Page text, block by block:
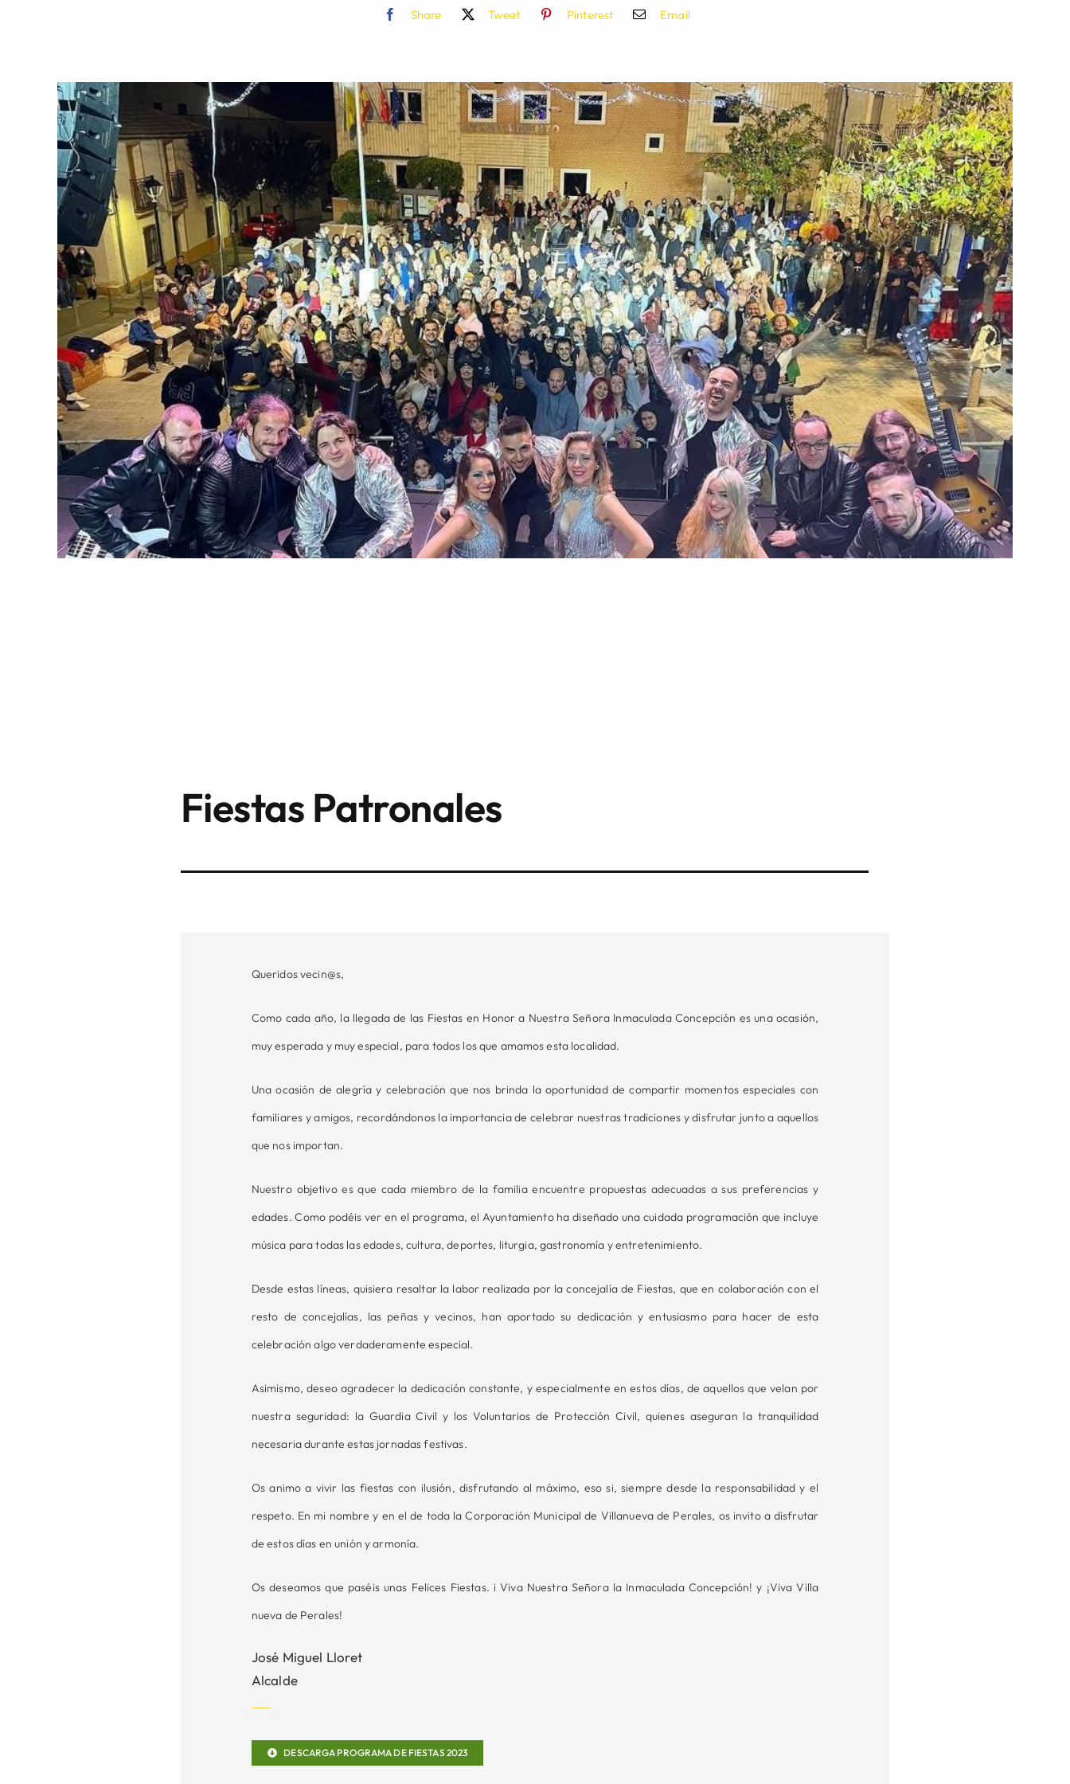
Share Tweet Pinterest Email
Fiestas Patronales
Queridos vecin@s,
Como cada año, la llegada de las Fiestas en Honor a Nuestra Señora Inmaculada Concepción es una ocasión,
muy esperada y muy especial, para todos los que amamos esta localidad.
Una ocasión de alegría y celebración que nos brinda la oportunidad de compartir momentos especiales con
familiares y amigos, recordándonos la importancia de celebrar nuestras tradiciones y disfrutar junto a aquellos
que nos importan.
Nuestro objetivo es que cada miembro de la familia encuentre propuestas adecuadas a sus preferencias y
edades. Como podéis ver en el programa, el Ayuntamiento ha diseñado una cuidada programación que incluye
música para todas las edades, cultura, deportes, liturgia, gastronomía y entretenimiento.
Desde estas líneas, quisiera resaltar la labor realizada por la concejalía de Fiestas, que en colaboración con el
resto de concejalías, las peñas y vecinos, han aportado su dedicación y entusiasmo para hacer de esta
celebración algo verdaderamente especial.
Asimismo, deseo agradecer la dedicación constante, y especialmente en estos días, de aquellos que velan por
nuestra seguridad: la Guardia Civil y los Voluntarios de Protección Civil, quienes aseguran la tranquilidad
necesaria durante estas jornadas festivas.
Os animo a vivir las fiestas con ilusión, disfrutando al máximo, eso si, siempre desde la responsabilidad y el
respeto. En mi nombre y en el de toda la Corporación Municipal de Villanueva de Perales, os invito a disfrutar
de estos días en unión y armonía.
Os deseamos que paséis unas Felices Fiestas. i Viva Nuestra Señora la Inmaculada Concepción! y ¡Viva Villa
nueva de Perales!
José Miguel Lloret
Alcalde
DESCARGA PROGRAMA DE FIESTAS 2023